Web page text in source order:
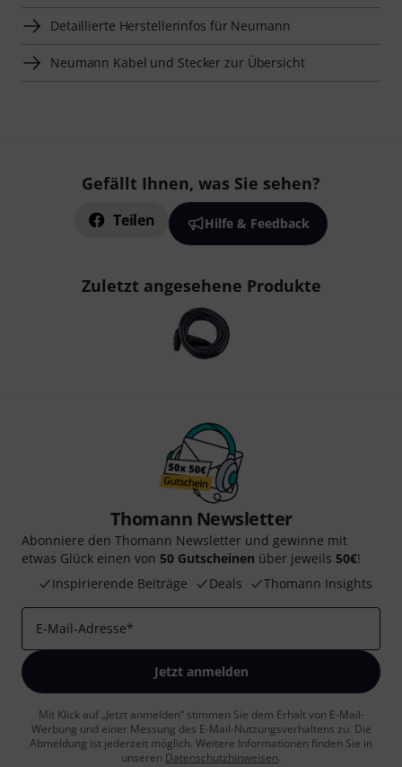
Detaillierte Herstellerinfos für Neumann
Neumann Kabel und Stecker zur Übersicht
Gefällt Ihnen, was Sie sehen?
Teilen Hilfe & Feedback
Zuletzt angesehene Produkte
Thomann Newsletter
Abonniere den Thomann Newsletter und gewinne mit
etwas Glück einen von 50 Gutscheinen über jeweils 50€!
Inspirierende Beiträge
Deals Thomann Insights
E-Mail-Adresse*
Jetzt anmelden
Mit Klick auf „Jetzt anmelden“ stimmen Sie dem Erhalt von E-Mail-
Werbung und einer Messung des E-Mail-Nutzungsverhaltens zu. Die
Abmeldung ist jederzeit möglich. Weitere Informationen finden Sie in
unseren Datenschutzhinweisen.